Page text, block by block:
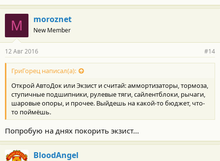
M moroznet
New Member
12 Авг 2016 #14
ГриГорец написал(а):
Открой АвтоДок или Экзист и считай: аммортизаторы, тормоза,
ступичные подшипники, рулевые тяги, сайлентблоки, рычаги,
шаровые опоры, и прочее. Выйдешь на какой-то бюджет, что-
то поймёшь.
Попробую на днях покорить экзист...
BloodAngel